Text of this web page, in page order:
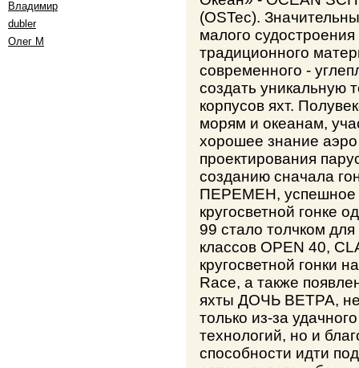
Владимир
dubler
Олег М
(OSTec).
малого
традиционного
современного -
создать уникальную
корпусов яхт.
морям и океанам,
хорошее знание
проектирования
созданию сначала
ПЕРЕМЕН, успешное
кругосветной гонке
99 стало толчком
классов OPEN 40,
кругосветной гонки
Race, а также
яхты ДОЧЬ ВЕТРА,
только из-за
технологий, но и
способности идти